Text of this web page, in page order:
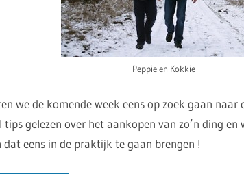
Peppie en Kokkie
we de komende week eens op zoek gaan naar
gelezen over het aankopen van zo’n ding
eens in de praktijk te gaan brengen !